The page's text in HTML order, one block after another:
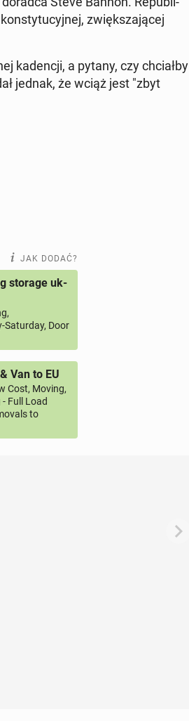
zwięk­sza­ją­cej
ka­den­cji, a pytany, czy chciał­by
jednak, że wciąż jest "zbyt
JAK DODAĆ?
storage uk-
Saturday, Door
Van to EU
Cost, Moving,
Full Load
to